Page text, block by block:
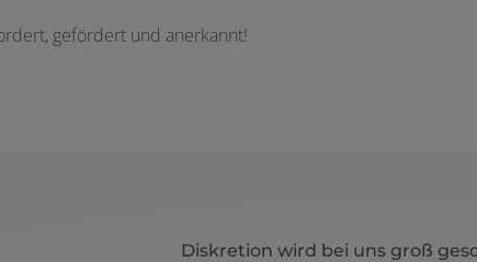
gefördert und anerkannt!
Diskretion wird bei uns groß